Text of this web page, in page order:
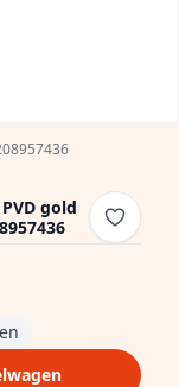
gold